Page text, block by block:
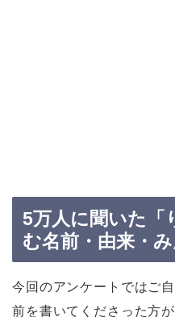
5万人に聞いた「
む名前・由来・
今回のアンケートではご
前を書いてくださった方